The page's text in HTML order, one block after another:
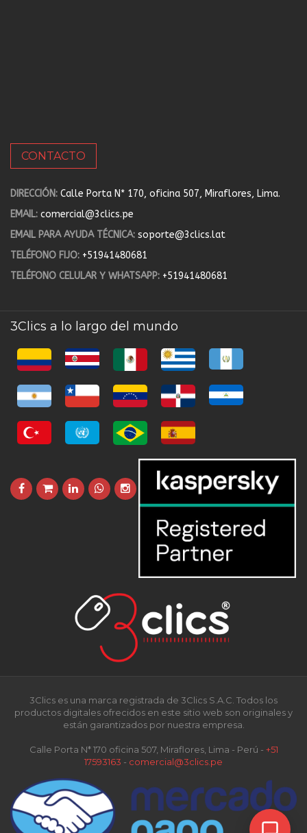
CONTACTO
DIRECCIÓN: Calle Porta N* 170, oficina 507, Miraflores, Lima.
EMAIL: comercial@3clics.pe
EMAIL PARA AYUDA TÉCNICA: soporte@3clics.lat
TELÉFONO FIJO: +51941480681
TELÉFONO CELULAR Y WHATSAPP: +51941480681
3Clics a lo largo del mundo
3Clics es una marca registrada de 3Clics S.A.C. Todos los
productos digitales ofrecidos en este sitio web son originales y
están garantizados por nuestra empresa.
Calle Porta N* 170 oficina 507, Miraflores, Lima - Perú - +51
17593163 - comercial@3clics.pe